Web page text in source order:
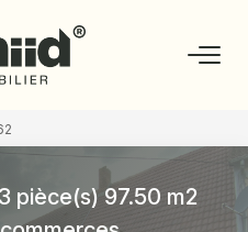
pièce(s) 97.50 m2